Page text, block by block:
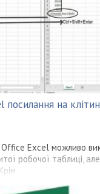
на
Excel можливо
робочої таблиці,